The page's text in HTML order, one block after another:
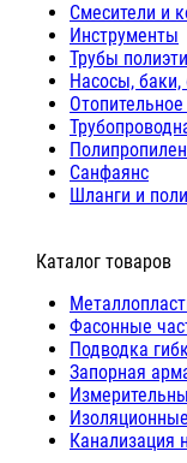
Cмесители и
Инструменты
Трубы
Насосы,
Санфаянс
Шланги и
⠀Каталог товаров
Фасонные
Подводка
Запорная
Канализация